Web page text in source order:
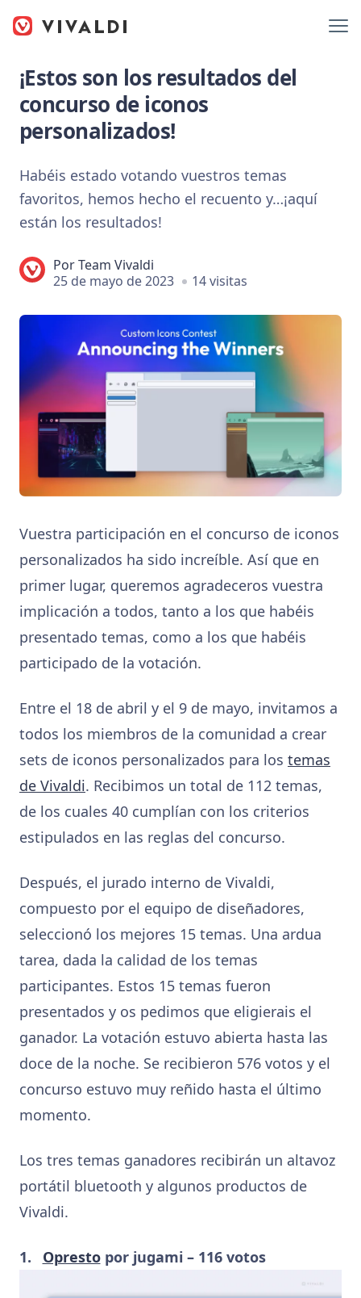
¡Estos son los resultados del
concurso de iconos
personalizados!
Habéis estado votando vuestros temas
favoritos, hemos hecho el recuento y…¡aquí
están los resultados!
PorTeam Vivaldi
25 de mayo de 2023
14 visitas
Vuestra participación en el concurso de iconos
personalizados ha sido increíble. Así que en
primer lugar, queremos agradeceros vuestra
implicación a todos, tanto a los que habéis
presentado temas, como a los que habéis
participado de la votación.
Entre el 18 de abril y el 9 de mayo, invitamos a
todos los miembros de la comunidad a crear
sets de iconos personalizados para los temas
de Vivaldi. Recibimos un total de 112 temas,
de los cuales 40 cumplían con los criterios
estipulados en las reglas del concurso.
Después, el jurado interno de Vivaldi,
compuesto por el equipo de diseñadores,
seleccionó los mejores 15 temas. Una ardua
tarea, dada la calidad de los temas
participantes. Estos 15 temas fueron
presentados y os pedimos que eligierais el
ganador. La votación estuvo abierta hasta las
doce de la noche. Se recibieron 576 votos y el
concurso estuvo muy reñido hasta el último
momento.
Los tres temas ganadores recibirán un altavoz
portátil bluetooth y algunos productos de
Vivaldi.
Oprestopor jugami – 116 votos